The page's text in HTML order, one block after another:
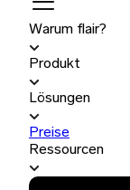
Warum flair?
Produkt
Lösungen
Preise
Ressourcen